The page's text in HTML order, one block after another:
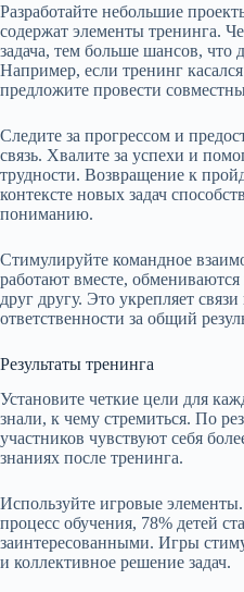
Разработайте небольшие
содержат элементы тренинга.
задача, тем больше шансов, что
Например, если тренинг
предложите провести
Следите за прогрессом и
связь. Хвалите за успехи и
трудности. Возвращение к
контексте новых задач
пониманию.
Стимулируйте командное
работают вместе,
друг другу. Это укрепляет связи
ответственности за общий
Результаты тренинга
Установите четкие цели для
знали, к чему стремиться. По
участников чувствуют себя
знаниях после тренинга.
Используйте игровые
процесс обучения, 78% детей
заинтересованными. Игры
и коллективное решение задач.